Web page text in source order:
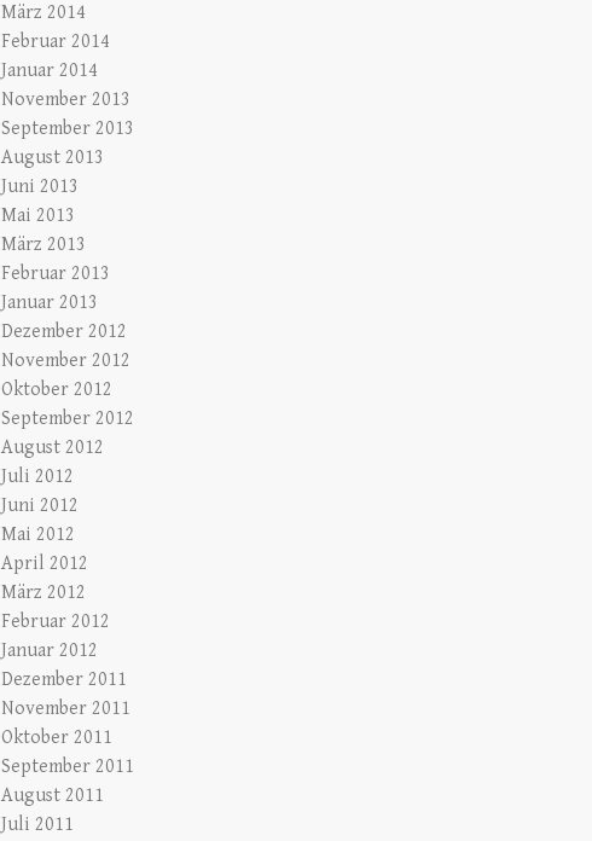
März 2014
Februar 2014
Januar 2014
November 2013
September 2013
August 2013
Juni 2013
Mai 2013
März 2013
Februar 2013
Januar 2013
Dezember 2012
November 2012
Oktober 2012
September 2012
August 2012
Juli 2012
Juni 2012
Mai 2012
April 2012
März 2012
Februar 2012
Januar 2012
Dezember 2011
November 2011
Oktober 2011
September 2011
August 2011
Juli 2011